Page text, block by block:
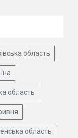
область
область
область